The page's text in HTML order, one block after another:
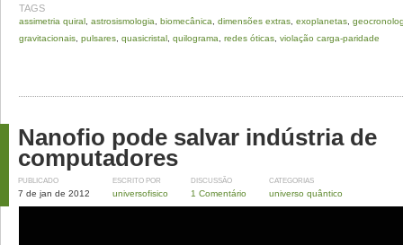
TAGS
assimetria quiral astrosismologia biomecânica dimensões extras exoplanetas
gravitacionais pulsares quasicristal quilograma redes óticas violação carga-paridade
Nanofio pode salvar indústria de
computadores
PUBLICADO
7 de jan de 2012
ESCRITO POR
universofisico
DISCUSSÃO
1 Comentário
CATEGORIAS
universo quântico